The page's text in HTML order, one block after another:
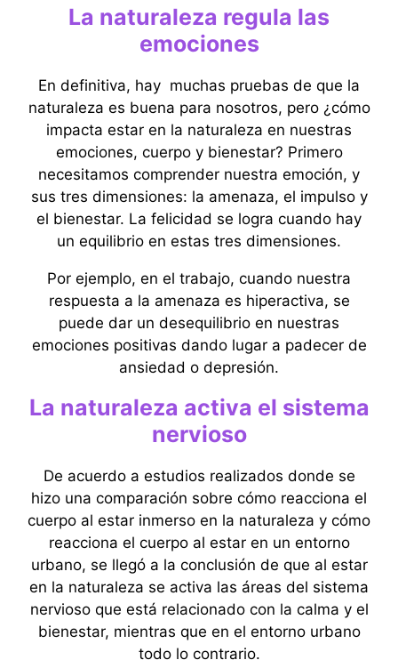
La naturaleza regula las
emociones
En definitiva, hay muchas pruebas de que la
naturaleza es buena para nosotros, pero ¿cómo
impacta estar en la naturaleza en nuestras
emociones, cuerpo y bienestar? Primero
necesitamos comprender nuestra emoción, y
sus tres dimensiones: la amenaza, el impulso y
el bienestar. La felicidad se logra cuando hay
un equilibrio en estas tres dimensiones.
Por ejemplo, en el trabajo, cuando nuestra
respuesta a la amenaza es hiperactiva, se
puede dar un desequilibrio en nuestras
emociones positivas dando lugar a padecer de
ansiedad o depresión.
La naturaleza activa el sistema
nervioso
De acuerdo a estudios realizados donde se
hizo una comparación sobre cómo reacciona el
cuerpo al estar inmerso en la naturaleza y cómo
reacciona el cuerpo al estar en un entorno
urbano, se llegó a la conclusión de que al estar
en la naturaleza se activa las áreas del sistema
nervioso que está relacionado con la calma y el
bienestar, mientras que en el entorno urbano
todo lo contrario.